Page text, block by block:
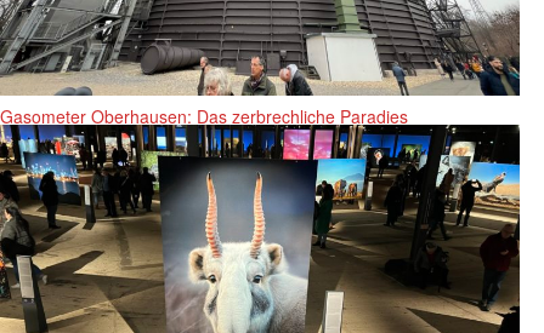
Gasometer Oberhausen: Das zerbrechliche Paradies